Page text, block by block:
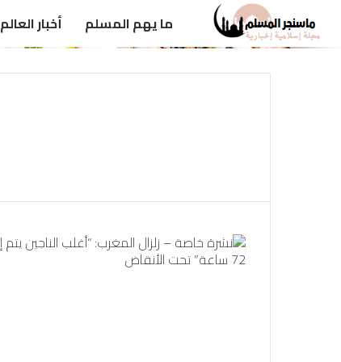
ما يهم المسلم أخبار العالم